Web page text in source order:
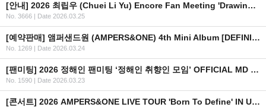
[안내] 2026 최립우 (Chuei Li Yu) Encore Fan Meeting 'Drawing Yu : Exhibition‘ OFFICIAL MD 온라인 판매 안내
No. 3666 | Date 2026.03.25
[예약판매] 앰퍼샌드원 (AMPERS&ONE) 4th Mini Album [DEFINITION] 예약 판매 안내
No. 1269 | Date 2026.03.24
[팬미팅] 2026 정해인 팬미팅 ‘정해인 취향인 모임’ OFFICIAL MD 현장 판매 안내
No. 1590 | Date 2026.03.23
[콘서트] 2026 AMPERS&ONE LIVE TOUR 'Born To Define' IN USA